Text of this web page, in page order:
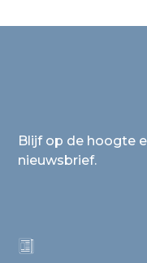
Blijf op de hoogte
nieuwsbrief.